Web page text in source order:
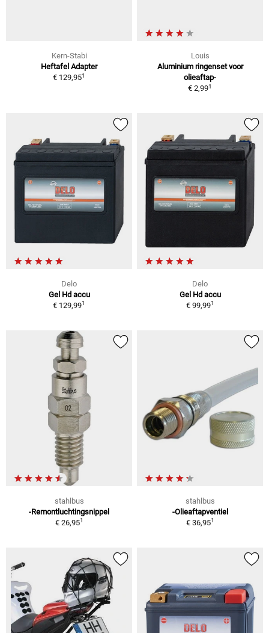
Kern-Stabi
Heftafel Adapter
€ 129,951
Louis
Aluminium ringenset voor
olieaftap-
€ 2,991
Delo
Gel Hd accu
€ 129,991
Delo
Gel Hd accu
€ 99,991
stahlbus
-Remontluchtingsnippel
€ 26,951
stahlbus
-Olieaftapventiel
€ 36,951